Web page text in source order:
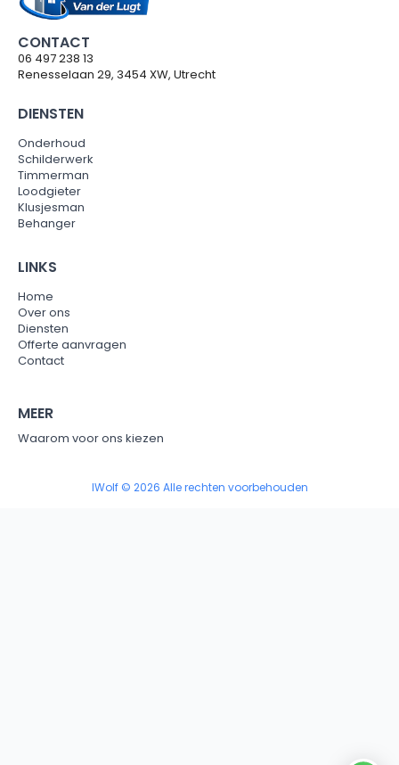
CONTACT
06 497 238 13
Renesselaan 29, 3454 XW, Utrecht
DIENSTEN
Onderhoud
Schilderwerk
Timmerman
Loodgieter
Klusjesman
Behanger
LINKS
Home
Over ons
Diensten
Offerte aanvragen
Contact
MEER
Waarom voor ons kiezen
IWolf © 2026 Alle rechten voorbehouden